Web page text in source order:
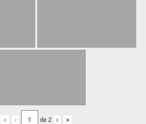
« ‹ de 2 › »